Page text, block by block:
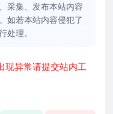
采集、发布本站内容
如若本站内容侵犯了
处理。
现异常请提交站内工